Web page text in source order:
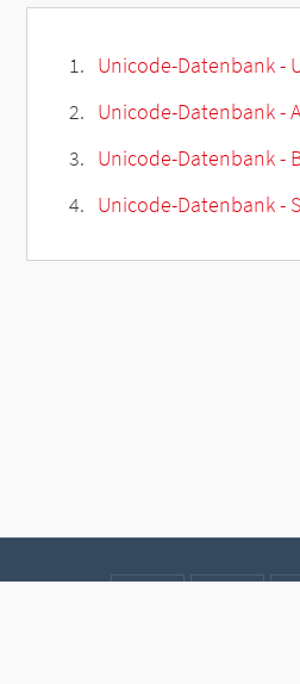
Unicode-Datenbank -
Unicode-Datenbank -
Unicode-Datenbank -
Unicode-Datenbank -